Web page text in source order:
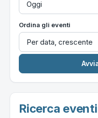
Ordina gli eventi
Ricerca